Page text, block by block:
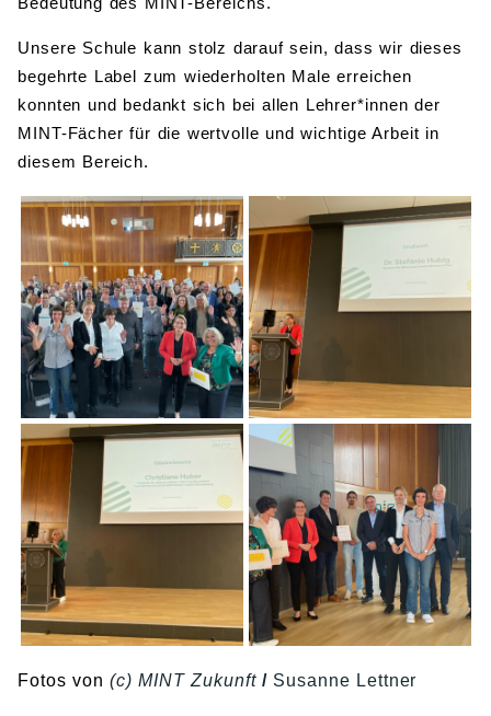
Unsere Schule kann stolz darauf sein, dass wir dieses
begehrte Label zum wiederholten Male erreichen
konnten und bedankt sich bei allen Lehrer*innen der
MINT-Fächer für die wertvolle und wichtige Arbeit in
diesem Bereich.
Fotos von(c) MINT Zukunft / Susanne Lettner